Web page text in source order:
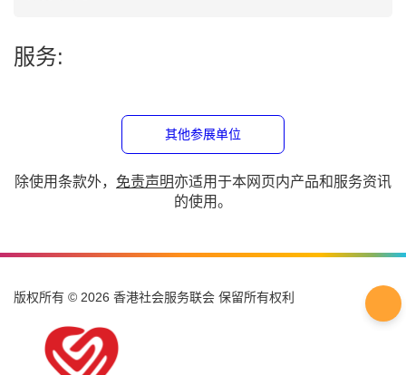
免责声明亦适用于本网页内产品和服务资讯
版权所有 © 2026 香港社会服务联会 保留所有权利